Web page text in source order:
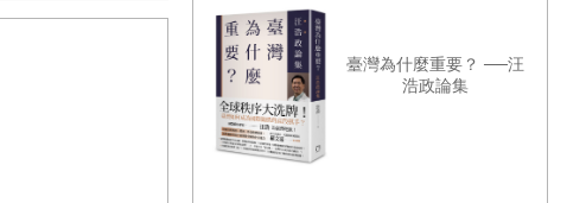
臺灣為什麼重要？ ──汪
浩政論集